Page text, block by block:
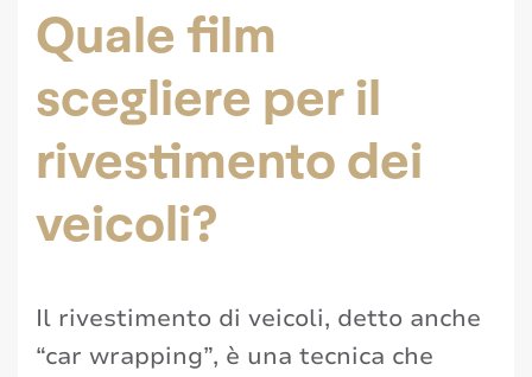
Quale film
scegliere per il
rivestimento dei
veicoli?
Il rivestimento di veicoli, detto anche
“car wrapping”, è una tecnica che